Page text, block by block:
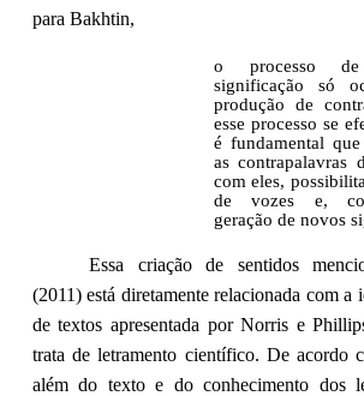
para Bakhtin,
o processo de
significação só
produção de
esse processo se
é fundamental
as contrapalavras
com eles,
de vozes e,
geração de novos
Essa criação de sentidos
(2011) está diretamente relacionada com a
de textos apresentada por Norris e
trata de letramento científico. De acordo
além do texto e do conhecimento dos